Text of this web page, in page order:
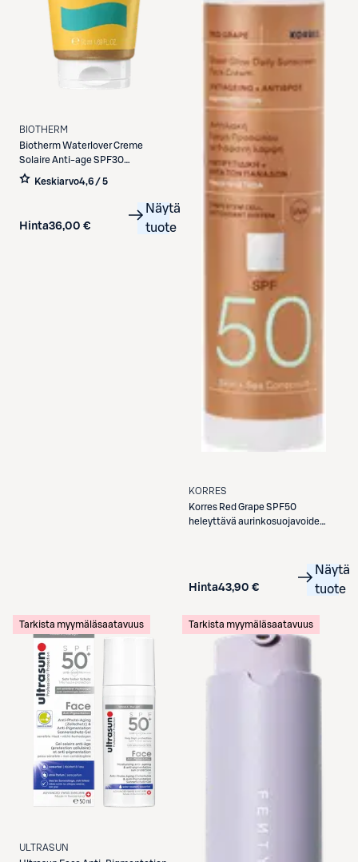
BIOTHERM
BiothermWaterlover Creme
Solaire Anti-age SPF30
aurinkosuojavoide kasvoille 30 ml
Keskiarvo4,6 / 5
Hinta36,00 €
Näytä
tuote
KORRES
Korres Red Grape SPF50
heleyttävä aurinkosuojavoide
Hinta43,90 €
Näytä
tuote
Tarkista myymäläsaatavuus
ULTRASUN
Tarkista myymäläsaatavuus